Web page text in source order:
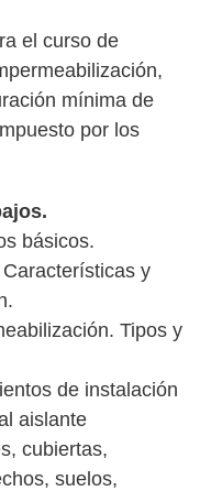
el curso de
mínima de
por los
básicos.
y
Tipos y
de instalación
aislante
cubiertas,
suelos,